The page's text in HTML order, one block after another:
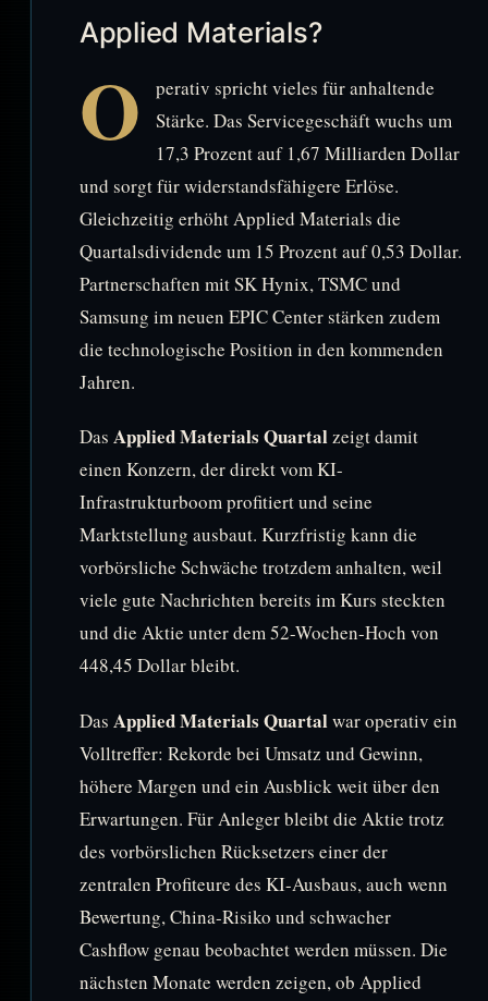
Applied Materials?
O
perativ spricht vieles für anhaltende
Stärke. Das Servicegeschäft wuchs um
17,3 Prozent auf 1,67 Milliarden Dollar
und sorgt für widerstandsfähigere Erlöse.
Gleichzeitig erhöht Applied Materials die
Quartalsdividende um 15 Prozent auf 0,53 Dollar.
Partnerschaften mit SK Hynix, TSMC und
Samsung im neuen EPIC Center stärken zudem
die technologische Position in den kommenden
Jahren.
Das Applied Materials Quartalzeigt damit
einen Konzern, der direkt vom KI-
Infrastrukturboom profitiert und seine
Marktstellung ausbaut. Kurzfristig kann die
vorbörsliche Schwäche trotzdem anhalten, weil
viele gute Nachrichten bereits im Kurs steckten
und die Aktie unter dem 52-Wochen-Hoch von
448,45 Dollar bleibt.
Das Applied Materials Quartalwar operativ ein
Volltreffer: Rekorde bei Umsatz und Gewinn,
höhere Margen und ein Ausblick weit über den
Erwartungen. Für Anleger bleibt die Aktie trotz
des vorbörslichen Rücksetzers einer der
zentralen Profiteure des KI-Ausbaus, auch wenn
Bewertung, China-Risiko und schwacher
Cashflow genau beobachtet werden müssen. Die
nächsten Monate werden zeigen, ob Applied